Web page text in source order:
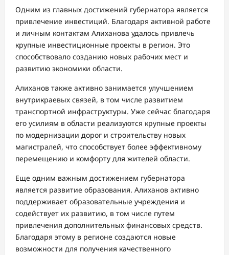
Одним из главных достижений губернатора является
привлечение инвестиций. Благодаря активной работе
и личным контактам Алиханова удалось привлечь
крупные инвестиционные проекты в регион. Это
способствовало созданию новых рабочих мест и
развитию экономики области.
Алиханов также активно занимается улучшением
внутрикраевых связей, в том числе развитием
транспортной инфраструктуры. Уже сейчас благодаря
его усилиям в области реализуются крупные проекты
по модернизации дорог и строительству новых
магистралей, что способствует более эффективному
перемещению и комфорту для жителей области.
Еще одним важным достижением губернатора
является развитие образования. Алиханов активно
поддерживает образовательные учреждения и
содействует их развитию, в том числе путем
привлечения дополнительных финансовых средств.
Благодаря этому в регионе создаются новые
возможности для получения качественного